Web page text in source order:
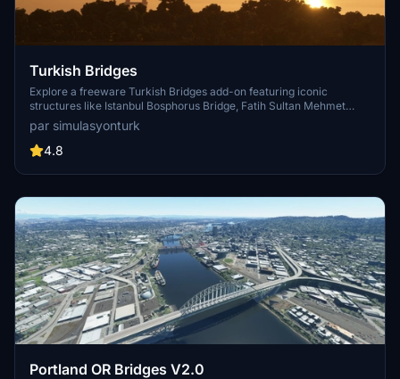
Turkish Bridges
Explore a freeware Turkish Bridges add-on featuring iconic
structures like Istanbul Bosphorus Bridge, Fatih Sultan Mehmet
Bridge, and more. This pack includes custom lighting, detailed
textures, and realistic representations of the bridges. Stay tuned for
future updates and improvements from the SimulasyonTURK and
par simulasyonturk
4.8
Portland OR Bridges V2.0